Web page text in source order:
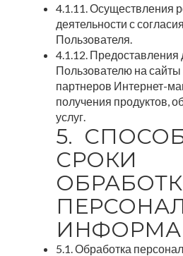
4.1.11. Осуществления
деятельности с согласия
Пользователя.
4.1.12. Предоставления
Пользователю на
партнеров Интернет-
получения продуктов,
услуг.
5.
СРОКИ
5.1. Обработка